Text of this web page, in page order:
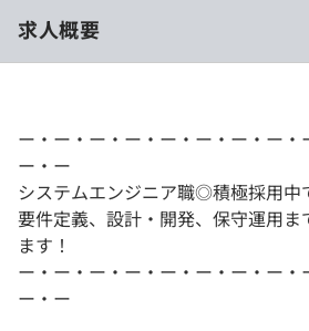
契約内容・クーポン
求人概要
ー・ー・ー・ー・ー・ー・ー・ー・
ー・ー
システムエンジニア職◎積極採用中
要件定義、設計・開発、保守運用
ます！
ー・ー・ー・ー・ー・ー・ー・ー・
ー・ー